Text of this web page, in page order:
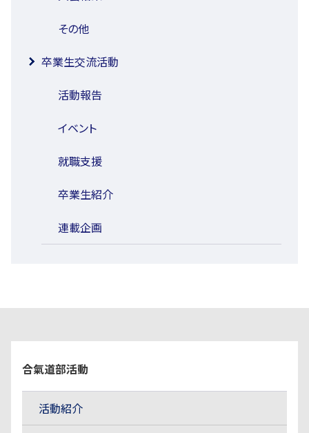
その他
卒業生交流活動
活動報告
イベント
就職支援
卒業生紹介
連載企画
合氣道部活動
活動紹介